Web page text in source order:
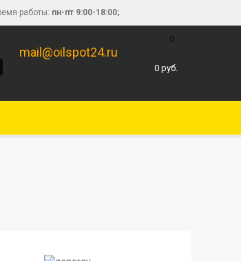
0
0руб.
работы: пн-пт 9:00-18:00;
mail@oilspot24.ru